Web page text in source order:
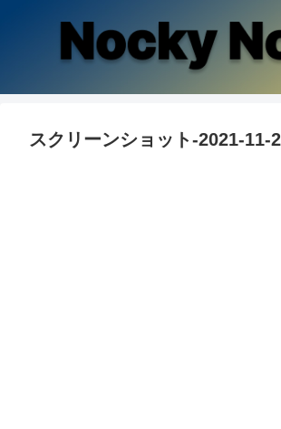
スクリーンショット-2021-11-